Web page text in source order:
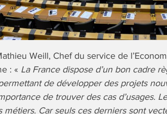
Weill, Chef du service de
: « La France dispose d’un bon cadre
de développer des projets
de trouver des cas d’usages.
métiers. Car seuls ces derniers sont